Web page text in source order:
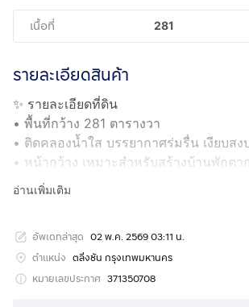
เนื้อที่ 281
รายละเอียดสินค้า
✨ รายละเอียดที่ดิน
• พื้นที่กว้าง 281 ตารางวา
• ติดคลองน้ำใส บรรยากาศร่มรื่น เงียบสง
• หน้ากว้าง เหมาะสำหรับสร้างบ้านพักตา
หรือพัฒนาที่อยู่อาศัย
• ตั้งอยู่ในซอยบางเชือกหนัง 9 เดินทางสะ
งบางแวก 104
• ใกล้ถนนราชพฤกษ์ พุทธมณฑลสาย 1 เชื่
อ่านเพิ่มเติม
อัพเดทล่าสุด 02 พ.ค. 2569 03:11 น.
ตำแหน่ง ตลิ่งชัน กรุงเทพมหานคร
หมายเลขประกาศ 371350708